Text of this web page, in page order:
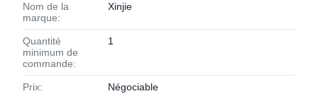
Nom de la
marque:
Xinjie
Quantité
minimum de
commande:
1
Prix: Négociable